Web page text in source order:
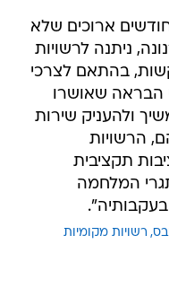
ארוכים שלא
ניתנה לרשויות
בהתאם לצרכי
הבראה שאושרו
ולהעניק שירות
הרשויות
תקציבית
המלחמה
רשויות מקומיות